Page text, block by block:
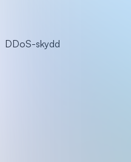
DDoS-skydd